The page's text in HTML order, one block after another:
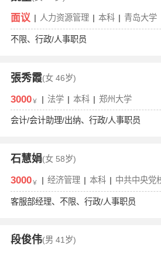
面议 | 人力资源管理 | 本科 | 青岛大学
不限、行政/人事职员
張秀霞(女 46岁)
3000￥ | 法学 | 本科 | 郑州大学
会计/会计助理/出纳、行政/人事职员
石慧娟(女 58岁)
3000￥ | 经济管理 | 本科 | 中共中央党
客服部经理、不限、行政/人事职员
段俊伟(男 41岁)